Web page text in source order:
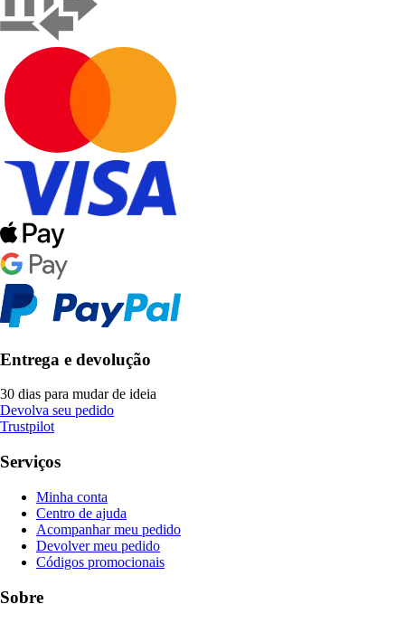
Entrega e devolução
30 dias para mudar de ideia
Devolva seu pedido
Trustpilot
Serviços
Minha conta
Centro de ajuda
Acompanhar meu pedido
Devolver meu pedido
Códigos promocionais
Sobre